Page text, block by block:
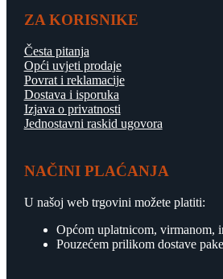
ZA KORISNIKE
Česta pitanja
Opći uvjeti prodaje
Povrat i reklamacije
Dostava i isporuka
Izjava o privatnosti
Jednostavni raskid ugovora
NAČINI PLAĆANJA
U našoj web trgovini možete platiti:
Općom uplatnicom, virmanom,
Pouzećem prilikom dostave